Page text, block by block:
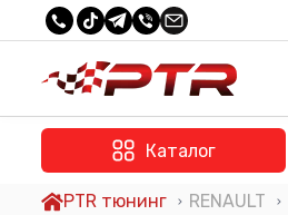
Каталог
PTR тюнинг RENAULT